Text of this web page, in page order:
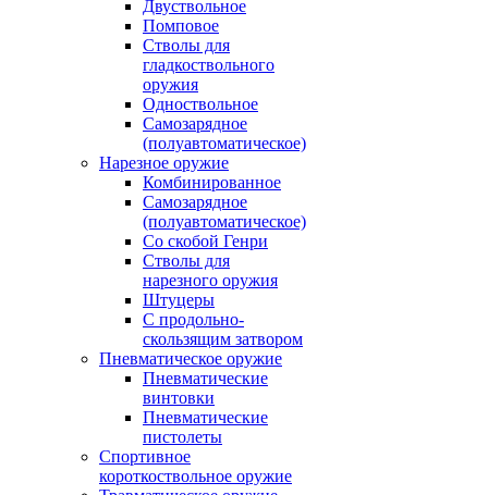
Двуствольное
Помповое
Стволы для
гладкоствольного
оружия
Одноствольное
Самозарядное
(полуавтоматическое)
Нарезное оружие
Комбинированное
Самозарядное
(полуавтоматическое)
Со скобой Генри
Стволы для
нарезного оружия
Штуцеры
С продольно-
скользящим затвором
Пневматическое оружие
Пневматические
винтовки
Пневматические
пистолеты
Спортивное
короткоствольное оружие